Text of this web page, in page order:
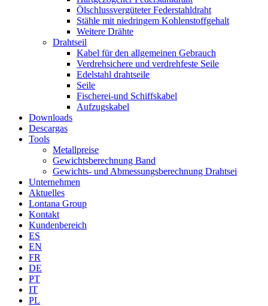
Ölschlussvergüteter Federstahldraht
Stähle mit niedringem Kohlenstoffgehalt
Weitere Drähte
Drahtseil
Kabel für den allgemeinen Gebrauch
Verdrehsichere und verdrehfeste Seile
Edelstahl drahtseile
Seile
Fischerei-und Schiffskabel
Aufzugskabel
Downloads
Descargas
Tools
Metallpreise
Gewichtsberechnung Band
Gewichts- und Abmessungsberechnung Drahtsei
Unternehmen
Aktuelles
Lontana Group
Kontakt
Kundenbereich
ES
EN
FR
DE
PT
IT
PL